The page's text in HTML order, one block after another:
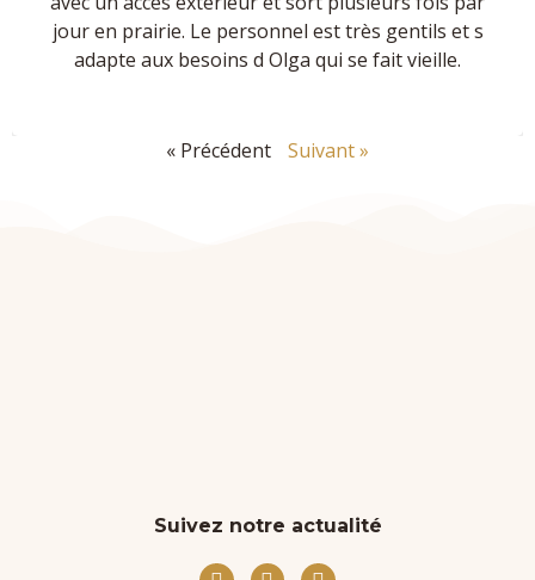
jour en prairie. Le personnel est très gentils et s
adapte aux besoins d Olga qui se fait vieille.
« Précédent Suivant »
Suivez notre actualité